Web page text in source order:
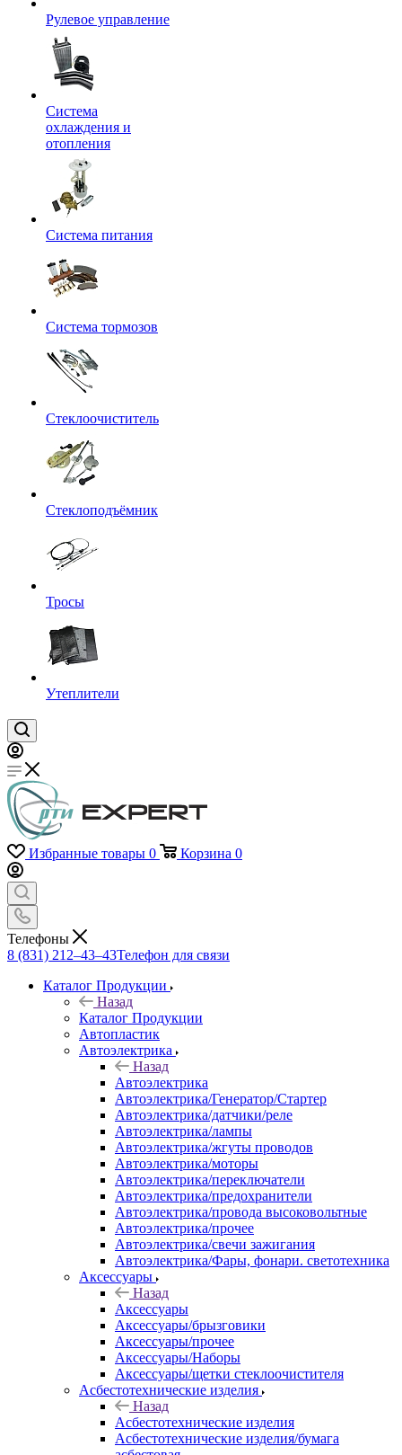
Рулевое управление
Система
охлаждения и
отопления
Система питания
Система тормозов
Стеклоочиститель
Стеклоподъёмник
Тросы
Утеплители
Избранные товары 0 Корзина 0
Телефоны
8 (831) 212–43–43Телефон для связи
Каталог Продукции
Назад
Каталог Продукции
Автопластик
Автоэлектрика
Назад
Автоэлектрика
Автоэлектрика/Генератор/Стартер
Автоэлектрика/датчики/реле
Автоэлектрика/лампы
Автоэлектрика/жгуты проводов
Автоэлектрика/моторы
Автоэлектрика/переключатели
Автоэлектрика/предохранители
Автоэлектрика/провода высоковольтные
Автоэлектрика/прочее
Автоэлектрика/свечи зажигания
Автоэлектрика/Фары, фонари. светотехника
Аксессуары
Назад
Аксессуары
Аксессуары/брызговики
Аксессуары/прочее
Аксессуары/Наборы
Аксессуары/щетки стеклоочистителя
Асбестотехнические изделия
Назад
Асбестотехнические изделия
Асбестотехнические изделия/бумага